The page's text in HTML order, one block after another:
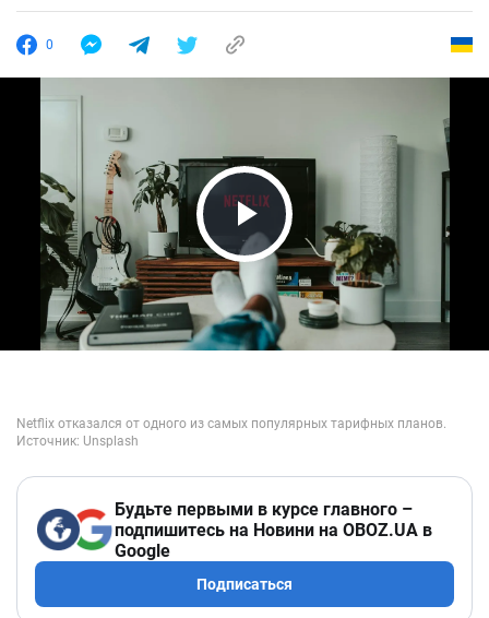
0
Play Video
Будьте первыми в курсе главного –
подпишитесь на Новини на OBOZ.UA в
Google
Подписаться